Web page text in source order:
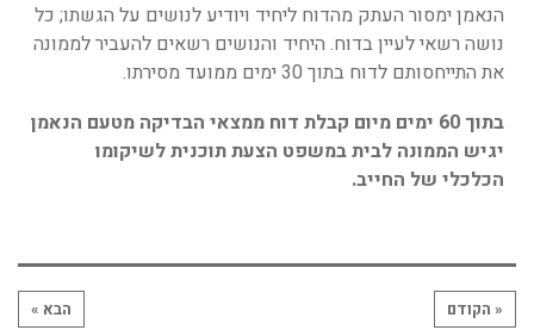
הנאמן ימסור העתק מהדוח ליחיד ויודיע לנושים על הגשתו; כל
נושה רשאי לעיין בדוח. היחיד והנושים רשאים להעביר לממונה
את התייחסותם לדוח בתוך 30 ימים ממועד מסירתו.
בתוך 60 ימים מיום קבלת דוח ממצאי הבדיקה מטעם הנאמן
יגיש הממונה לבית במשפט הצעת תוכנית לשיקומו
הכלכלי של החייב.
« הקודם הבא »